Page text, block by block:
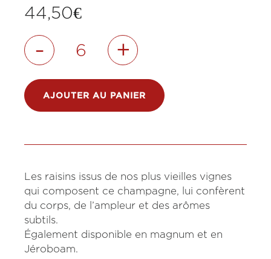
44,50€
- +
AJOUTER AU PANIER
Les raisins issus de nos plus vieilles vignes
qui composent ce champagne, lui confèrent
du corps, de l’ampleur et des arômes
subtils.
Également disponible en magnum et en
Jéroboam.